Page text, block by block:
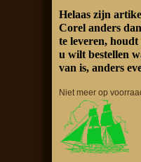
Helaas zijn
Corel anders
te leveren,
u wilt bestellen
van is, anders
Niet meer op